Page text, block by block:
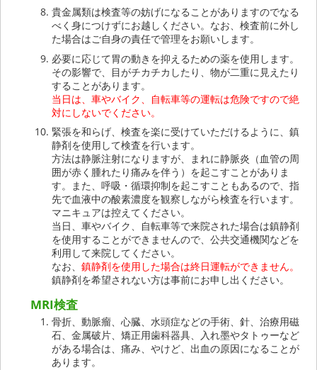
貴金属類は検査等の妨げになることがありますのでなる
べく身につけずにお越しください。なお、検査前に外し
た場合はご自身の責任で管理をお願いします。
必要に応じて胃の動きを抑えるための薬を使用します。
その影響で、目がチカチカしたり、物が二重に見えたり
することがあります。
当日は、車やバイク、自転車等の運転は危険ですので絶
対にしないでください。
緊張を和らげ、検査を楽に受けていただけるように、鎮
静剤を使用して検査を行います。
方法は静脈注射になりますが、まれに静脈炎（血管の周
囲が赤く腫れたり痛みを伴う）を起こすことがありま
す。また、呼吸・循環抑制を起こすこともあるので、指
先で血液中の酸素濃度を観察しながら検査を行います。
マニキュアは控えてください。
当日、車やバイク、自転車等で来院された場合は鎮静剤
を使用することができませんので、公共交通機関などを
利用して来院してください。
なお、鎮静剤を使用した場合は終日運転ができません。
鎮静剤を希望されない方は事前にお申し出ください。
MRI検査
骨折、動脈瘤、心臓、水頭症などの手術、針、治療用磁
石、金属破片、矯正用歯科器具、入れ墨やタトゥーなど
がある場合は、痛み、やけど、出血の原因になることが
あります。